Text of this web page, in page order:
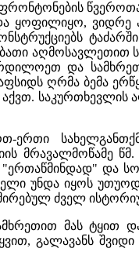
ვიდრე
აღმოსავლეთით
და სამხრეთ
ღრმა ბემა
საკურთხევლის
მრავალმოწამე
"ერთაწმინდად"
უნდა იყოს
ძველ
მას ტყით
გალავანს